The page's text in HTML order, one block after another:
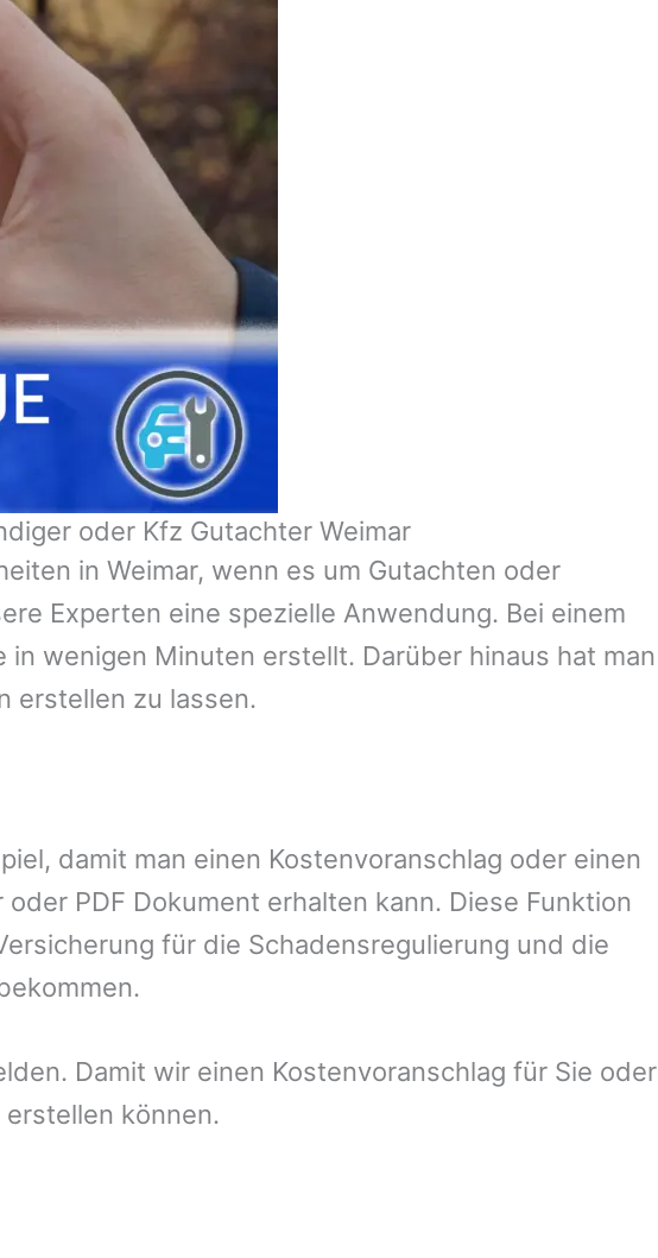
oder Kfz Gutachter Weimar
in Weimar, wenn es um Gutachten oder
Experten eine spezielle Anwendung. Bei einem
wenigen Minuten erstellt. Darüber hinaus hat man
erstellen zu lassen.
damit man einen Kostenvoranschlag oder einen
PDF Dokument erhalten kann. Diese Funktion
für die Schadensregulierung und die
Damit wir einen Kostenvoranschlag für Sie oder
können.